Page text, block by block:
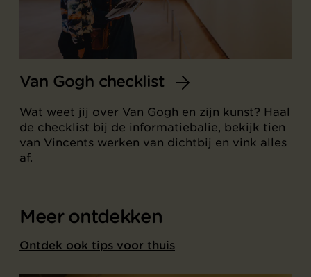
Van Gogh checklist
Wat weet jij over Van Gogh en zijn kunst? Haal
de checklist bij de informatiebalie, bekijk tien
van Vincents werken van dichtbij en vink alles
af.
Meer ontdekken
Ontdek ook tips voor thuis